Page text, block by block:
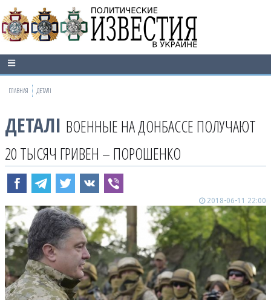
ГЛАВНАЯ ДЕТАЛІ
ДЕТАЛІ ВОЕННЫЕ НА ДОНБАССЕ ПОЛУЧАЮТ
20 ТЫСЯЧ ГРИВЕН – ПОРОШЕНКО
2018-06-11 22:00